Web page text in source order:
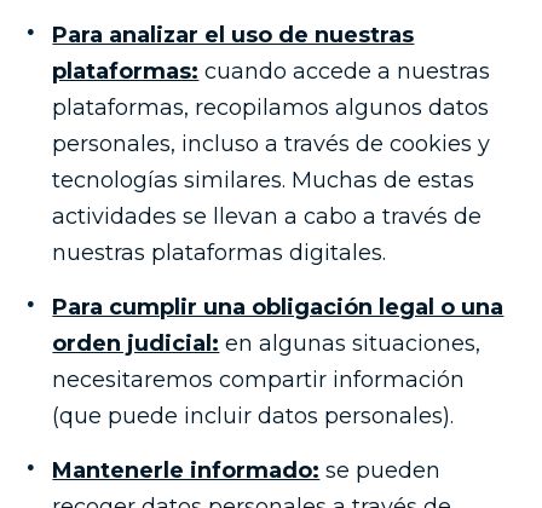
Para analizar el uso de nuestras
plataformas: cuando accede a nuestras
plataformas, recopilamos algunos datos
personales, incluso a través de cookies y
tecnologías similares. Muchas de estas
actividades se llevan a cabo a través de
nuestras plataformas digitales.
Para cumplir una obligación legal o una
orden judicial: en algunas situaciones,
necesitaremos compartir información
(que puede incluir datos personales).
Mantenerle informado: se pueden